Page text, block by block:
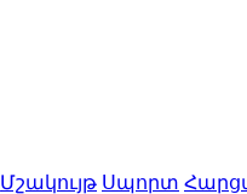
Մշակույթ Սպորտ